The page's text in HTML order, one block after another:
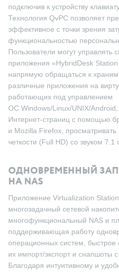
подключив к устройству
Технология QvPC позволяет
эффективное с точки зрения
функциональностью
Пользователи могут
приложения «HybridDesk
напрямую обращаться к
различные приложения на
работающих под управлением
ОС Windows/Linux/UNIX/
Интернет-страниц с помощью
и Mozilla Firefox,
четкости (Full HD) со звуком
ОДНОВРЕМЕННЫЙ
НА NAS
Приложение Virtualization
многозадачный сетевой
многофункциональный NAS и
поддерживающая работу
операционных систем,
их импорт/экспорт и снапшоты
Благодаря интуитивному и